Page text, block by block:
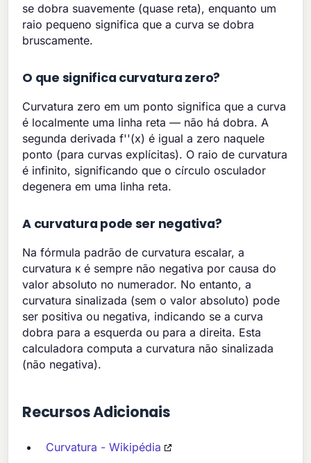
se dobra suavemente (quase reta), enquanto um
raio pequeno significa que a curva se dobra
bruscamente.
O que significa curvatura zero?
Curvatura zero em um ponto significa que a curva
é localmente uma linha reta — não há dobra. A
segunda derivada f''(x) é igual a zero naquele
ponto (para curvas explícitas). O raio de curvatura
é infinito, significando que o círculo osculador
degenera em uma linha reta.
A curvatura pode ser negativa?
Na fórmula padrão de curvatura escalar, a
curvatura κ é sempre não negativa por causa do
valor absoluto no numerador. No entanto, a
curvatura sinalizada (sem o valor absoluto) pode
ser positiva ou negativa, indicando se a curva
dobra para a esquerda ou para a direita. Esta
calculadora computa a curvatura não sinalizada
(não negativa).
Recursos Adicionais
Curvatura - Wikipédia